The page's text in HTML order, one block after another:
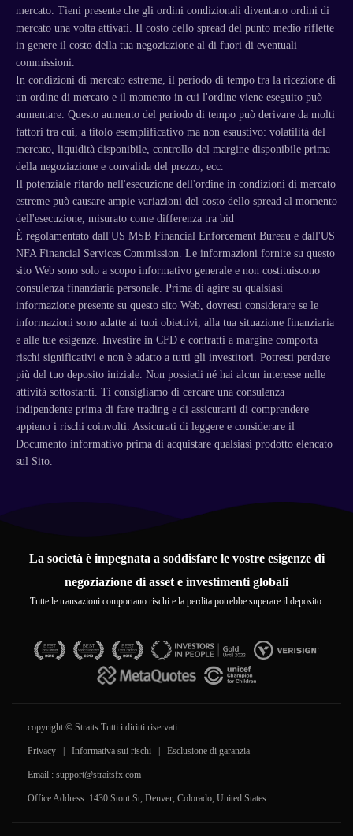
mercato. Tieni presente che gli ordini condizionali diventano ordini di
mercato una volta attivati. Il costo dello spread del punto medio riflette
in genere il costo della tua negoziazione al di fuori di eventuali
commissioni.
In condizioni di mercato estreme, il periodo di tempo tra la ricezione di
un ordine di mercato e il momento in cui l'ordine viene eseguito può
aumentare. Questo aumento del periodo di tempo può derivare da molti
fattori tra cui, a titolo esemplificativo ma non esaustivo: volatilità del
mercato, liquidità disponibile, controllo del margine disponibile prima
della negoziazione e convalida del prezzo, ecc.
Il potenziale ritardo nell'esecuzione dell'ordine in condizioni di mercato
estreme può causare ampie variazioni del costo dello spread al momento
dell'esecuzione, misurato come differenza tra bid
È regolamentato dall'US MSB Financial Enforcement Bureau e dall'US
NFA Financial Services Commission. Le informazioni fornite su questo
sito Web sono solo a scopo informativo generale e non costituiscono
consulenza finanziaria personale. Prima di agire su qualsiasi
informazione presente su questo sito Web, dovresti considerare se le
informazioni sono adatte ai tuoi obiettivi, alla tua situazione finanziaria
e alle tue esigenze. Investire in CFD e contratti a margine comporta
rischi significativi e non è adatto a tutti gli investitori. Potresti perdere
più del tuo deposito iniziale. Non possiedi né hai alcun interesse nelle
attività sottostanti. Ti consigliamo di cercare una consulenza
indipendente prima di fare trading e di assicurarti di comprendere
appieno i rischi coinvolti. Assicurati di leggere e considerare il
Documento informativo prima di acquistare qualsiasi prodotto elencato
sul Sito.
La società è impegnata a soddisfare le vostre esigenze di
negoziazione di asset e investimenti globali
Tutte le transazioni comportano rischi e la perdita potrebbe superare il deposito.
copyright © Straits Tutti i diritti riservati.
Privacy | Informativa sui rischi | Esclusione di garanzia
Email : support@straitsfx.com
Office Address: 1430 Stout St, Denver, Colorado, United States